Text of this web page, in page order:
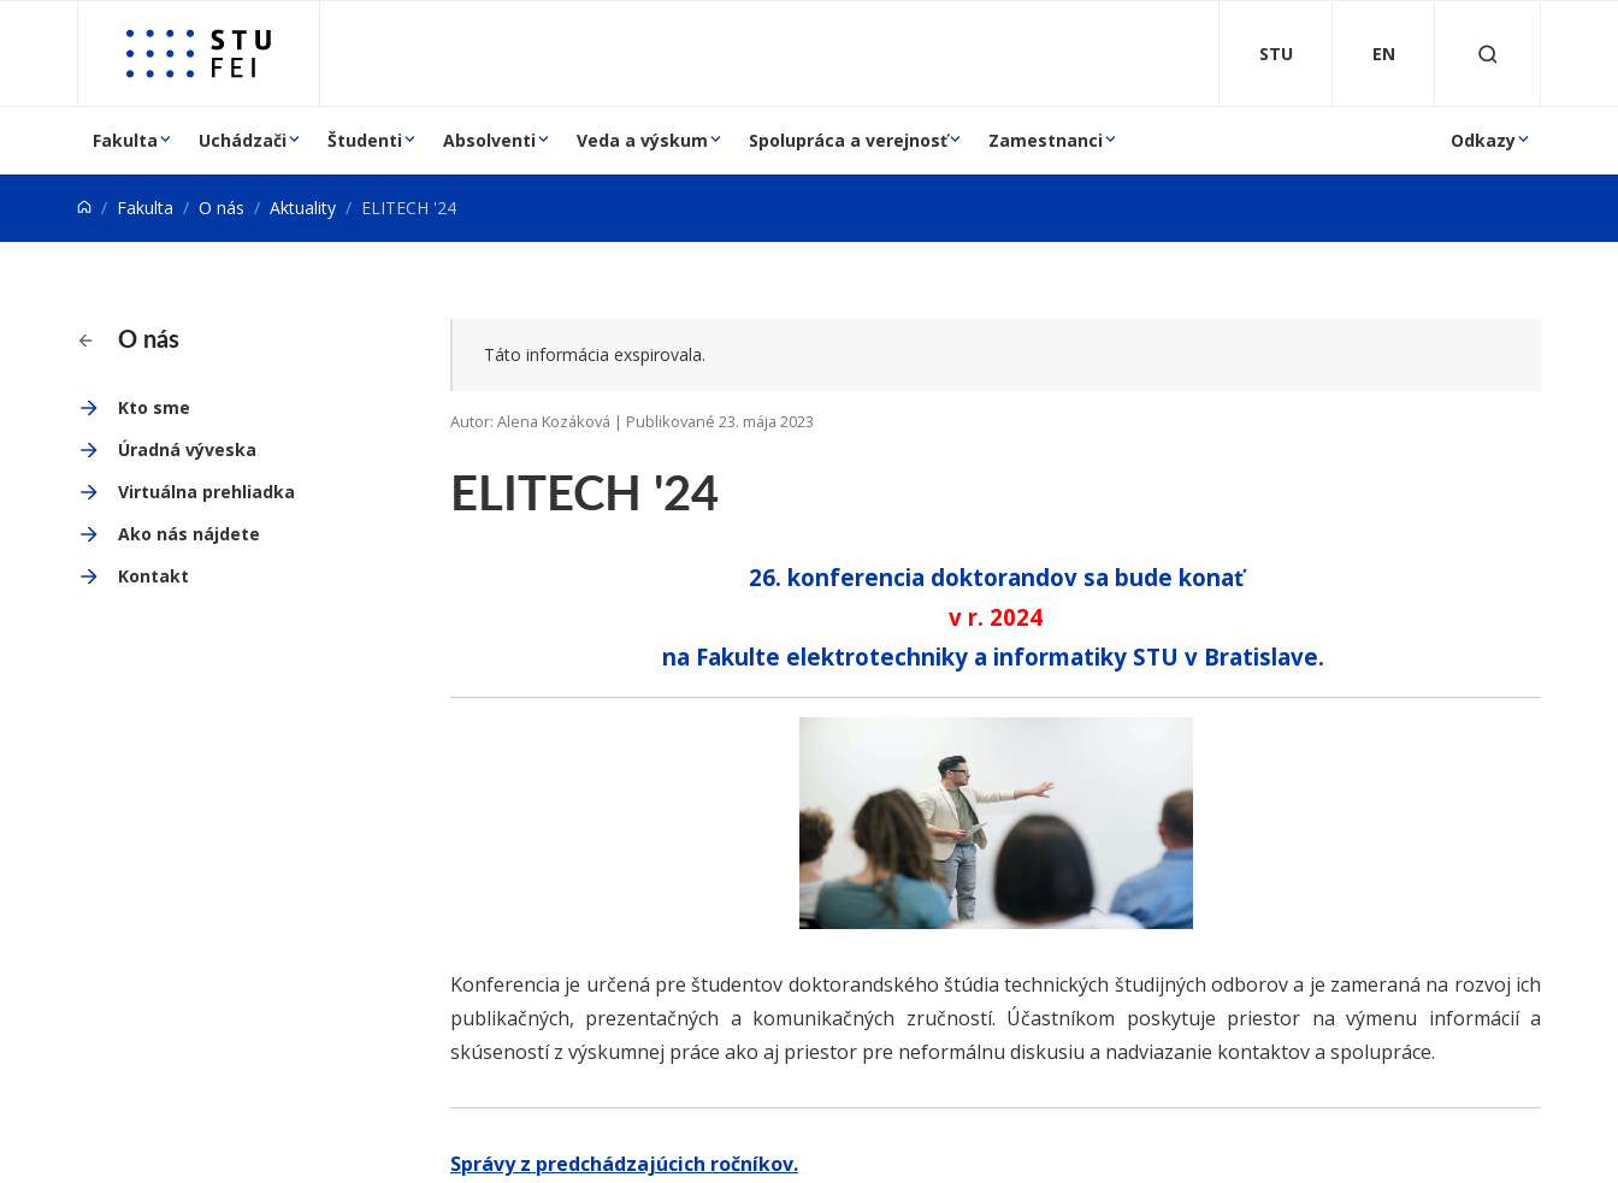
Prejsť na obsah
STU EN
Fakulta Uchádzači Študenti Absolventi Veda a výskum Spolupráca a verejnosť Zamestnanci Odkazy
Fakulta O nás Aktuality ELITECH '24
O nás
Kto sme
Úradná výveska
Virtuálna prehliadka
Ako nás nájdete
Kontakt
ELITECH '24
Táto informácia exspirovala.
Autor: Alena Kozáková | Publikované 23. mája 2023
26. konferencia doktorandov sa bude konať
v r. 2024
na Fakulte elektrotechniky a informatiky STU v Bratislave.
Konferencia je určená pre študentov doktorandského štúdia technických študijných odborov a je zameraná na rozvoj ich
publikačných, prezentačných a komunikačných zručností. Účastníkom poskytuje priestor na výmenu informácií a
skúseností z výskumnej práce ako aj priestor pre neformálnu diskusiu a nadviazanie kontaktov a spolupráce.
Správy z predchádzajúcich ročníkov.